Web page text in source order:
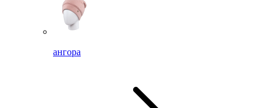
ангора